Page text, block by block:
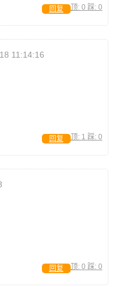
顶: 0 踩: 0
回复
11:14:16
顶: 1 踩: 0
回复
顶: 0 踩: 0
回复